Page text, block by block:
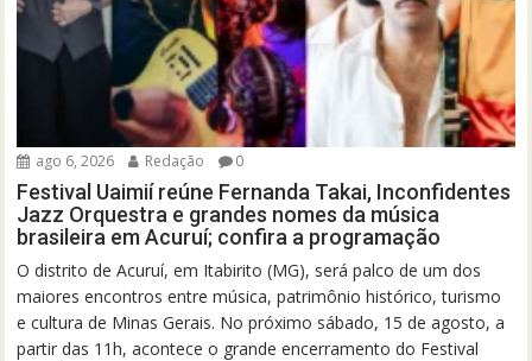
ago 6, 2026 Redação 0
Festival Uaimií reúne Fernanda Takai, Inconfidentes
Jazz Orquestra e grandes nomes da música
brasileira em Acuruí; confira a programação
O distrito de Acuruí, em Itabirito (MG), será palco de um dos
maiores encontros entre música, patrimônio histórico, turismo
e cultura de Minas Gerais. No próximo sábado, 15 de agosto, a
partir das 11h, acontece o grande encerramento do Festival